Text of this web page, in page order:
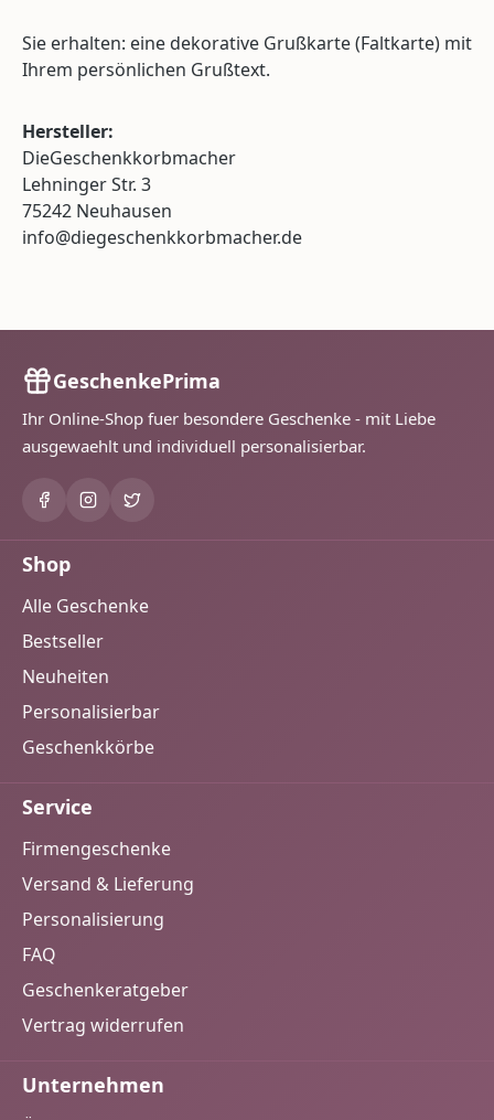
Sie erhalten: eine dekorative Grußkarte (Faltkarte) mit
Ihrem persönlichen Grußtext.
Hersteller:
DieGeschenkkorbmacher
Lehninger Str. 3
75242 Neuhausen
info@diegeschenkkorbmacher.de
GeschenkePrima
Ihr Online-Shop fuer besondere Geschenke - mit Liebe
ausgewaehlt und individuell personalisierbar.
Shop
Alle Geschenke
Bestseller
Neuheiten
Personalisierbar
Geschenkkörbe
Service
Firmengeschenke
Versand & Lieferung
Personalisierung
FAQ
Geschenkeratgeber
Vertrag widerrufen
Unternehmen